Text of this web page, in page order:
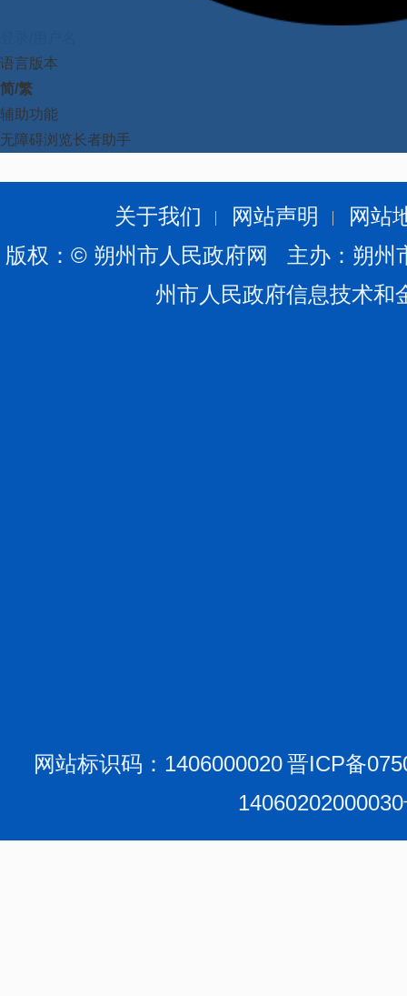
语言版本
简/繁
辅助功能
无障碍浏览长者助手
关于我们 网站声明
网站
版权：© 朔州市人民政府网 主办：朔
州市人民政府信息技术和
网站标识码：1406000020晋ICP备